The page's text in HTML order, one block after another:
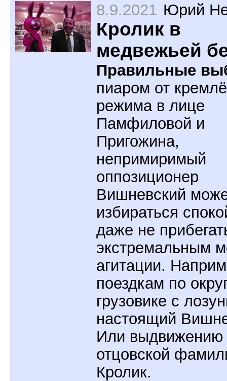
8.9.2021 Юрий
Кролик в
медвежьей
Правильные
пиаром от
режима в лице
Памфиловой и
Пригожина,
непримиримый
оппозиционер
Вишневский
избираться
даже не
экстремальным
агитации.
поездкам по
грузовике с
настоящий
Или выдвижению
отцовской
Кролик.